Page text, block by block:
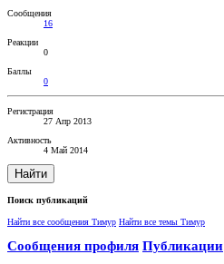
Сообщения
16
Реакции
0
Баллы
0
Регистрация
27 Апр 2013
Активность
4 Май 2014
Найти
Поиск публикаций
Найти все сообщения Тимур Найти все темы Тимур
Сообщения профиля Публикации